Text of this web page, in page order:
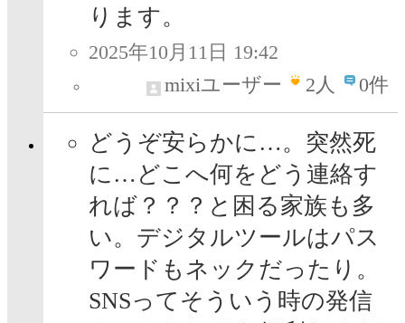
ります。
2025年10月11日 19:42
mixiユーザー
2人 0件
どうぞ安らかに…。突然死
に…どこへ何をどう連絡す
れば？？？と困る家族も多
い。デジタルツールはパス
ワードもネックだったり。
SNSってそういう時の発信